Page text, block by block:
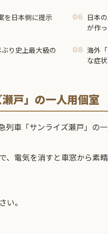
を日本側に提示
06
日本
が作
り史上最大級の
08 海外
な症
戸」の一人用個室
車「サンライズ瀬戸」の
、電気を消すと車窓から素
い。